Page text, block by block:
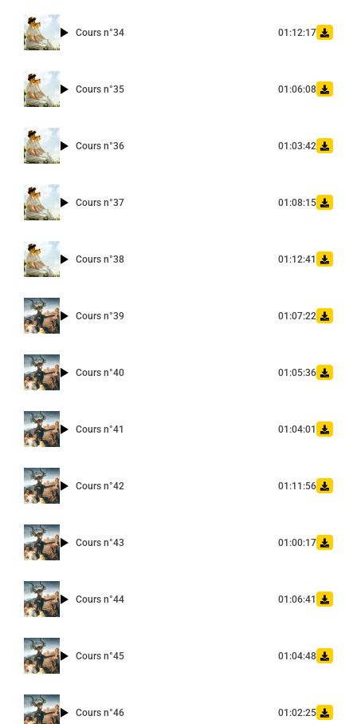
Cours n°34 01:12:17
Cours n°35 01:06:08
Cours n°36 01:03:42
Cours n°37 01:08:15
Cours n°38 01:12:41
Cours n°39 01:07:22
Cours n°40 01:05:36
Cours n°41 01:04:01
Cours n°42 01:11:56
Cours n°43 01:00:17
Cours n°44 01:06:41
Cours n°45 01:04:48
Cours n°46 01:02:25